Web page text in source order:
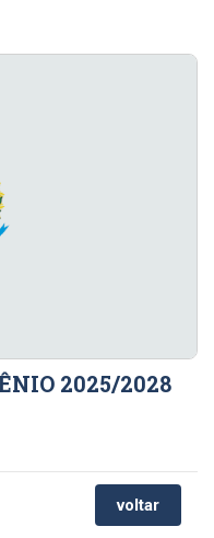
2025/2028
voltar